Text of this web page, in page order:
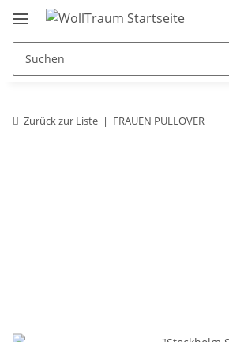
Zurück zur Liste FRAUEN PULLOVER